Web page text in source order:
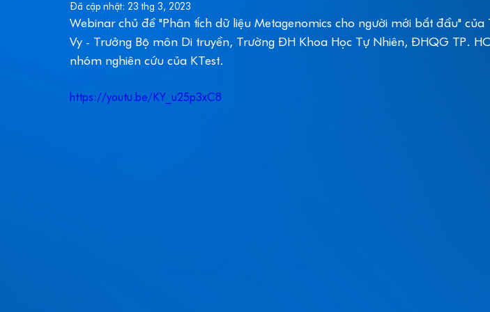
Đã cập nhật: 23 thg 3, 2023
Webinar chủ đề "Phân tích dữ liệu Metagenomics cho người mới bắt đầu" của
Vy - Trưởng Bộ môn Di truyền, Trường ĐH Khoa Học Tự Nhiên, ĐHQG TP.
nhóm nghiên cứu của KTest.
https://youtu.be/KY_u25p3xC8